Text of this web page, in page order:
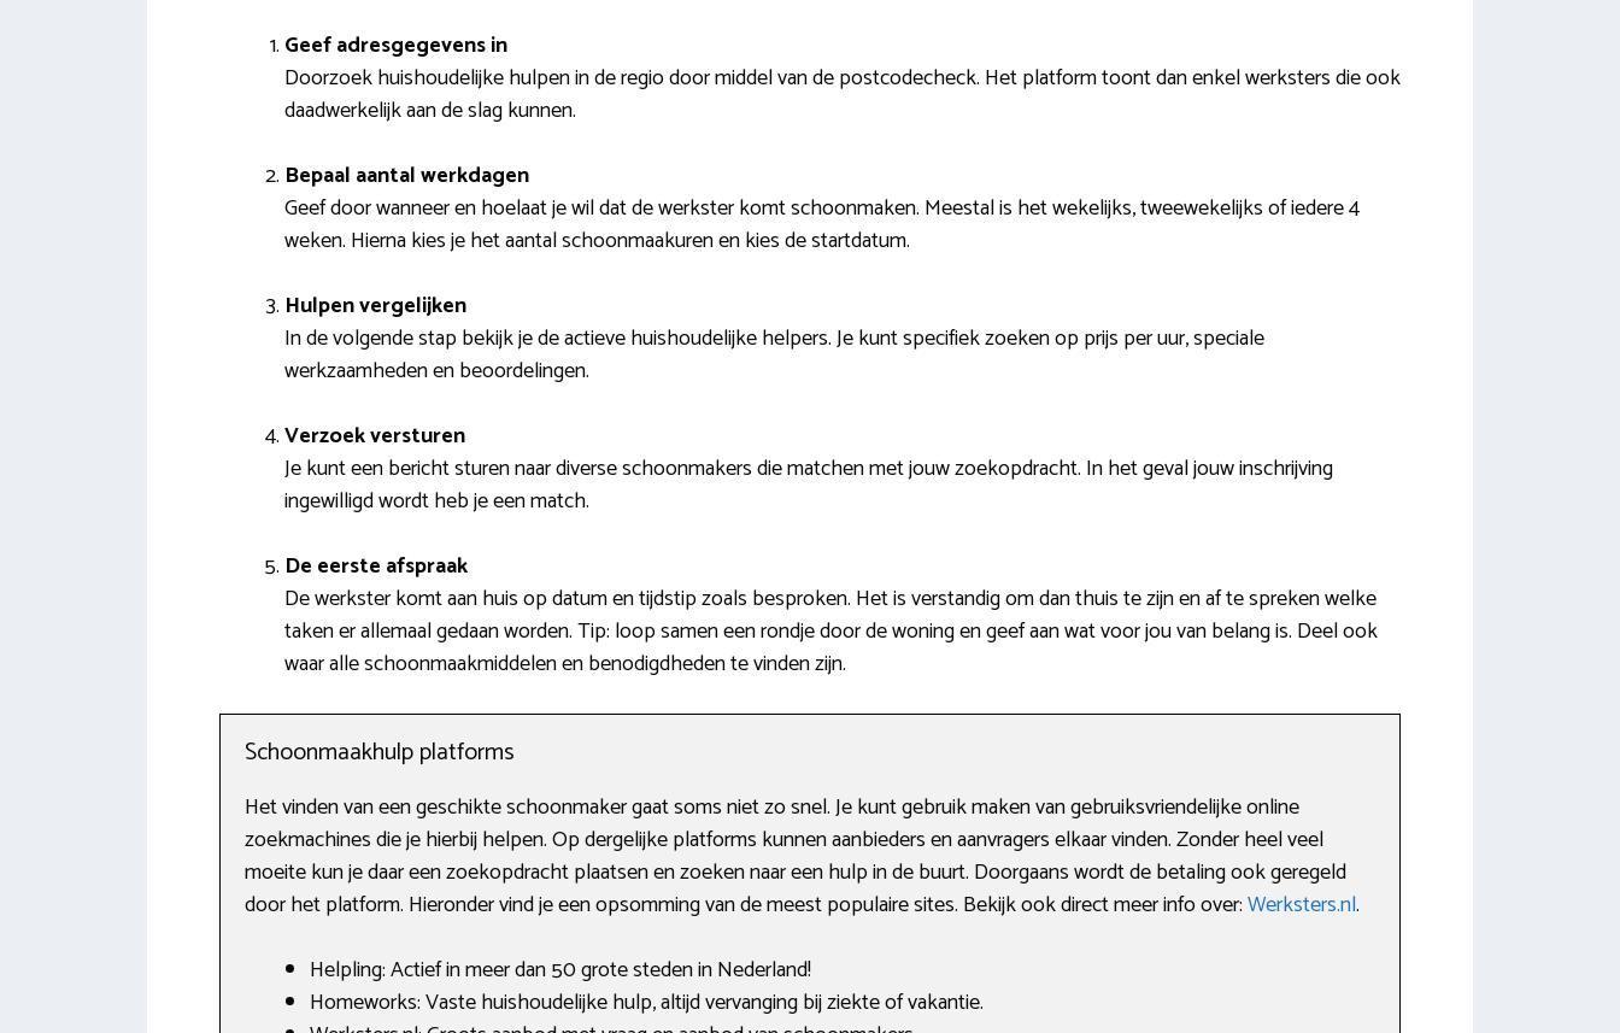
Geef adresgegevens in
Doorzoek huishoudelijke hulpen in de regio door middel van de postcodecheck. Het platform toont dan enkel werksters die ook
daadwerkelijk aan de slag kunnen.
Bepaal aantal werkdagen
Geef door wanneer en hoelaat je wil dat de werkster komt schoonmaken. Meestal is het wekelijks, tweewekelijks of iedere 4
weken. Hierna kies je het aantal schoonmaakuren en kies de startdatum.
Hulpen vergelijken
In de volgende stap bekijk je de actieve huishoudelijke helpers. Je kunt specifiek zoeken op prijs per uur, speciale
werkzaamheden en beoordelingen.
Verzoek versturen
Je kunt een bericht sturen naar diverse schoonmakers die matchen met jouw zoekopdracht. In het geval jouw inschrijving
ingewilligd wordt heb je een match.
De eerste afspraak
De werkster komt aan huis op datum en tijdstip zoals besproken. Het is verstandig om dan thuis te zijn en af te spreken welke
taken er allemaal gedaan worden. Tip: loop samen een rondje door de woning en geef aan wat voor jou van belang is. Deel ook
waar alle schoonmaakmiddelen en benodigdheden te vinden zijn.
Schoonmaakhulp platforms
Het vinden van een geschikte schoonmaker gaat soms niet zo snel. Je kunt gebruik maken van gebruiksvriendelijke online
zoekmachines die je hierbij helpen. Op dergelijke platforms kunnen aanbieders en aanvragers elkaar vinden. Zonder heel veel
moeite kun je daar een zoekopdracht plaatsen en zoeken naar een hulp in de buurt. Doorgaans wordt de betaling ook geregeld
door het platform. Hieronder vind je een opsomming van de meest populaire sites. Bekijk ook direct meer info over:Werksters.nl.
Helpling: Actief in meer dan 50 grote steden in Nederland!
Homeworks: Vaste huishoudelijke hulp, altijd vervanging bij ziekte of vakantie.